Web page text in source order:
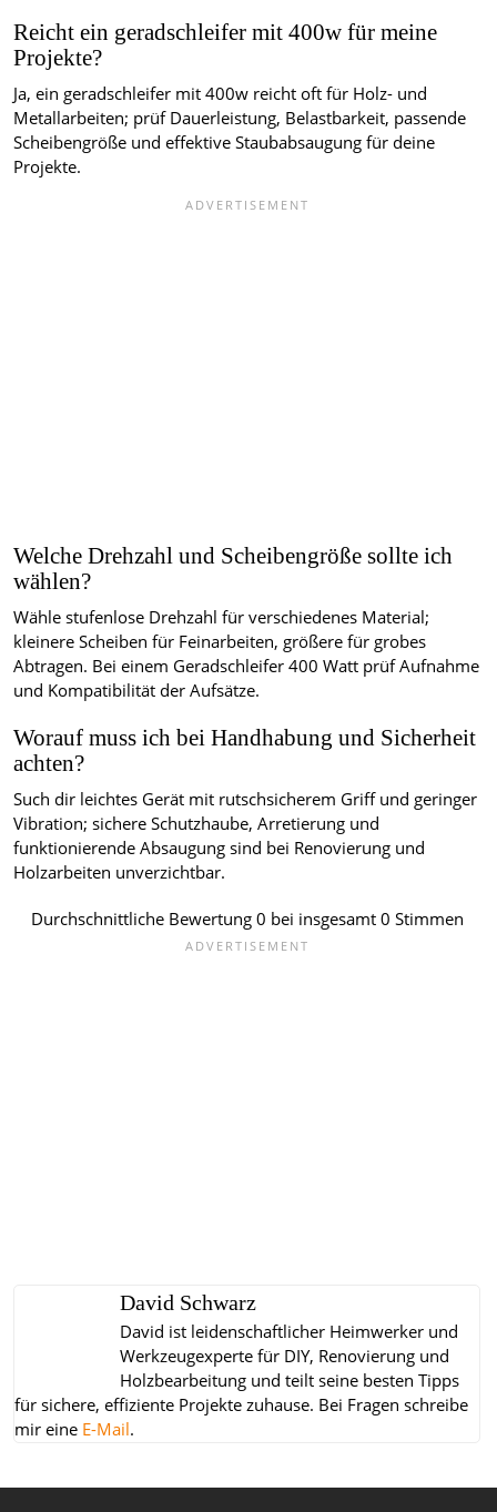
Reicht ein geradschleifer mit 400w für meine
Projekte?
Ja, ein geradschleifer mit 400w reicht oft für Holz- und
Metallarbeiten; prüf Dauerleistung, Belastbarkeit, passende
Scheibengröße und effektive Staubabsaugung für deine
Projekte.
Welche Drehzahl und Scheibengröße sollte ich
wählen?
Wähle stufenlose Drehzahl für verschiedenes Material;
kleinere Scheiben für Feinarbeiten, größere für grobes
Abtragen. Bei einem Geradschleifer 400 Watt prüf Aufnahme
und Kompatibilität der Aufsätze.
Worauf muss ich bei Handhabung und Sicherheit
achten?
Such dir leichtes Gerät mit rutschsicherem Griff und geringer
Vibration; sichere Schutzhaube, Arretierung und
funktionierende Absaugung sind bei Renovierung und
Holzarbeiten unverzichtbar.
Durchschnittliche Bewertung0 bei insgesamt0 Stimmen
David Schwarz
David ist leidenschaftlicher Heimwerker und
Werkzeugexperte für DIY, Renovierung und
Holzbearbeitung und teilt seine besten Tipps
für sichere, effiziente Projekte zuhause. Bei Fragen schreibe
mir eine E-Mail.